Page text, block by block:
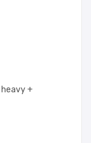
heavy +